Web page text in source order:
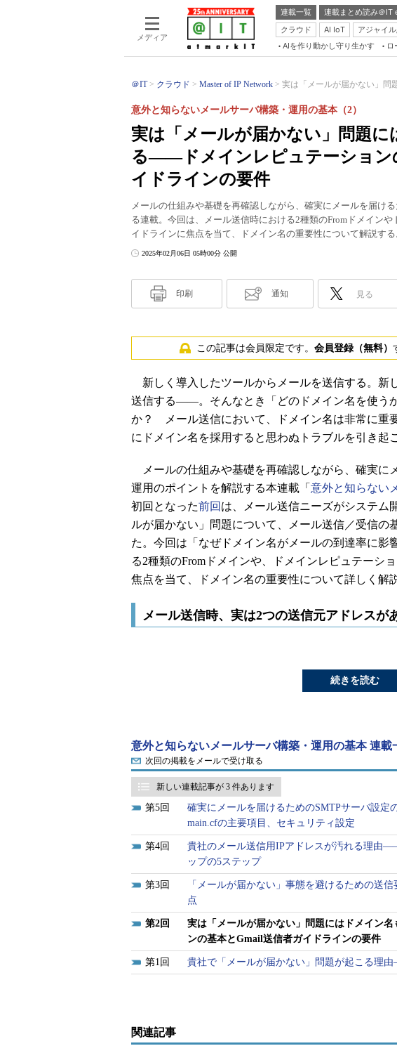
メディア
連載一覧 連載まとめ読み＠IT
クラウド
AI IoT アジャイ
AIを作り動かし守り生かす ロ
＠IT クラウド Master of IP Network 実は「メールが届かない」問
実は「メールが届かない」問題
る――ドメインレピュテーション
イドラインの要件
意外と知らないメールサーバ構築・運用の基本（2）
メールの仕組みや基礎を再確認しながら、確実にメールを届け
る連載。今回は、メール送信時における2種類のFromドメイン
イドラインに焦点を当て、ドメイン名の重要性について解説する
2025年02月06日 05時00分 公開
印刷 通知 見る
この記事は会員限定です。 会員登録（無料）
新しく導入したツールからメールを送信する。新
送信する――。そんなとき「どのドメイン名を使う
か？ メール送信において、ドメイン名は非常に重
にドメイン名を採用すると思わぬトラブルを引き起
メールの仕組みや基礎を再確認しながら、確実に
運用のポイントを解説する本連載「 意外と知らない
初回となった前回 は、メール送信ニーズがシステム
ルが届かない」問題について、メール送信／受信の
た。今回は「なぜドメイン名がメールの到達率に影
る2種類のFromドメインや、ドメインレピュテーシ
焦点を当て、ドメイン名の重要性について詳しく解
メール送信時、実は2つの送信元アドレスが
続きを読む
意外と知らないメールサーバ構築・運用の基本 連載
次回の掲載をメールで受け取る
新しい連載記事が 3 件あります
5
確実にメールを届けるためのSMTPサーバ設定
main.cfの主要項目、セキュリティ設定
4
貴社のメール送信用IPアドレスが汚れる理由
ップの5ステップ
3
「メールが届かない」事態を避けるための送
点
2
実は「メールが届かない」問題にはドメイン
ンの基本とGmail送信者ガイドラインの要件
1 貴社で「メールが届かない」問題が起こる理
関連記事